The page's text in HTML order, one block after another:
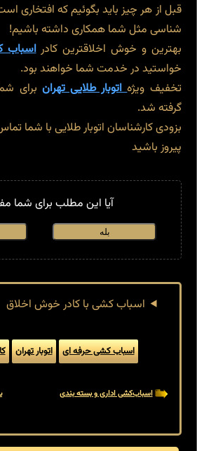
قبل از هر چیز باید بگوئیم که افتخاری
شناسی مثل شما همکاری داشته باشیم!
بهترین و خوش اخلاقترین کادراسباب
خواستید در خدمت شما خواهند بود.
تخفیف ویژهاتوبار طلایی تهران برای
گرفته شد.
بزودی کارشناسان اتوبار طلایی با شما
پیروز باشید
آیا این مطلب برای شما
بله
اسباب کشی با کادر خوش اخلاق
اسباب کشی حرفه ای اتوبار تهران
اسباب‌کشی اداری و بسته بندی